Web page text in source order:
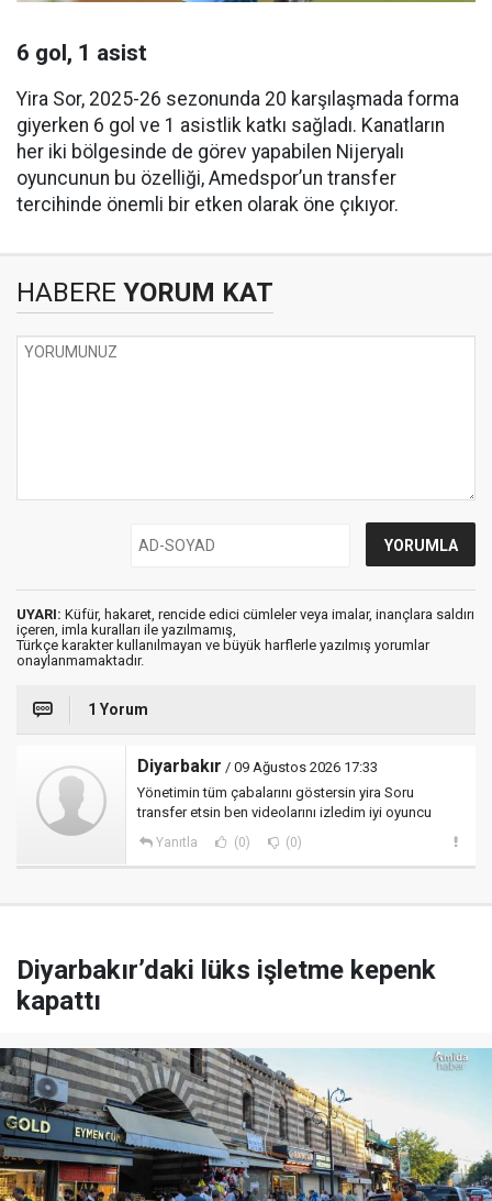
6 gol, 1 asist
Yira Sor, 2025-26 sezonunda 20 karşılaşmada forma
giyerken 6 gol ve 1 asistlik katkı sağladı. Kanatların
her iki bölgesinde de görev yapabilen Nijeryalı
oyuncunun bu özelliği, Amedspor’un transfer
tercihinde önemli bir etken olarak öne çıkıyor.
HABERE YORUM KAT
UYARI: Küfür, hakaret, rencide edici cümleler veya imalar, inançlara saldırı
içeren, imla kuralları ile yazılmamış,
Türkçe karakter kullanılmayan ve büyük harflerle yazılmış yorumlar
onaylanmamaktadır.
1 Yorum
Diyarbakır / 09 Ağustos 2026 17:33
Yönetimin tüm çabalarını göstersin yira Soru
transfer etsin ben videolarını izledim iyi oyuncu
Yanıtla (0) (0)
Diyarbakır’daki lüks işletme kepenk
kapattı